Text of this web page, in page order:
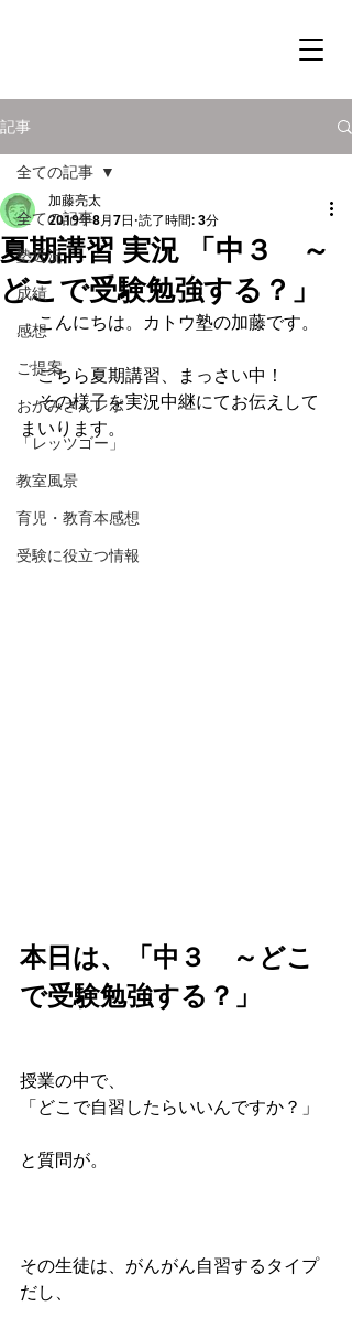
記事
全ての記事
塾近況
成績
感想
ご提案
おかみさんレポ
「レッツゴー」
教室風景
育児・教育本感想
受験に役立つ情報
全ての記事
夏期講習 実況 「中３ ～
どこで受験勉強する？」
加藤亮太
2019年8月7日 読了時間: 3分
こんにちは。カトウ塾の加藤です。
こちら夏期講習、まっさい中！
その様子を実況中継にてお伝えして
まいります。
本日は、
「中３　～どこ
で受験勉強する？」
授業の中で、
「どこで自習したらいいんですか？」
と質問が。
その生徒は、がんがん自習するタイプ
だし、